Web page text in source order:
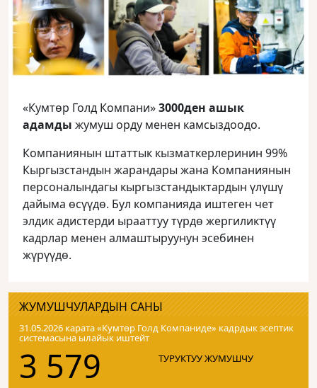
«Кумтөр Голд Компани»3000ден ашык
адамды жумуш орду менен камсыздоодо.
Компаниянын штаттык кызматкерлеринин 99%
Кыргызстандын жарандары жана Компаниянын
персоналындагы кыргызстандыктардын үлүшү
дайыма өсүүдө. Бул компанияда иштеген чет
элдик адистерди ырааттуу түрдө жергиликтүү
кадрлар менен алмаштыруунун эсебинен
жүрүүдө.
ЖУМУШЧУЛАРДЫН САНЫ
31.05.2026 карата «Кумтɵр Голд Компаниде» кадрдык эсептик
системасына ылайык иштейт
3 579 ТУРУКТУУ ЖУМУШЧУ